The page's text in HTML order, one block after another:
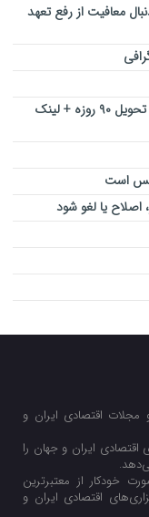
معافیت از رفع تعهد
ثبت نام ایران خودرو ۱۴۰۳ / بدون قرعه کشی با تحویل ۹۰ روزه + لینک
است
مجلات اقتصادی ایران و
اقتصادی ایران و جهان را
خودکار از معتبرترین
اقتصادی ایران و